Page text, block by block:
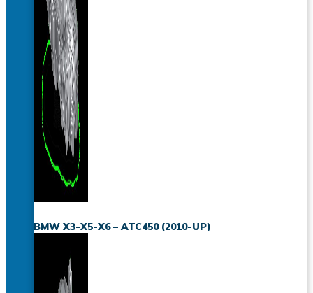
BMW X3-X5-X6 – ATC450 (2010-UP)